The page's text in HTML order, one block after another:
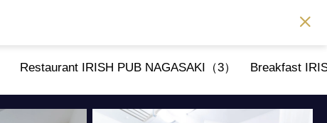
Restaurant IRISH PUB NAGASAKI（3） Breakfast